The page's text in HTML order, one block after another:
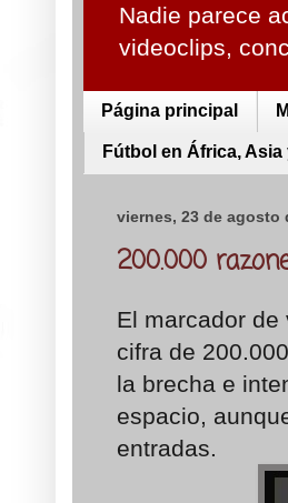
Nadie parece
videoclips,
Página principal
Fútbol en África, Asia
viernes, 23 de agosto
200.000
El marcador
cifra de
la brecha e
espacio,
entradas.